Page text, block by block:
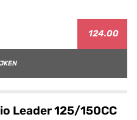
124.00
Leader 125/150CC